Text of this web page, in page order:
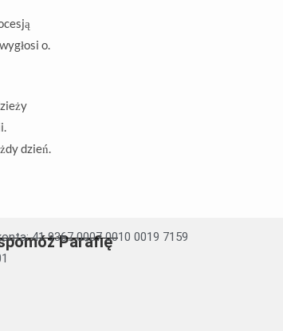
o.
dzień.
Parafię
41 9367 0007 0010 0019 7159